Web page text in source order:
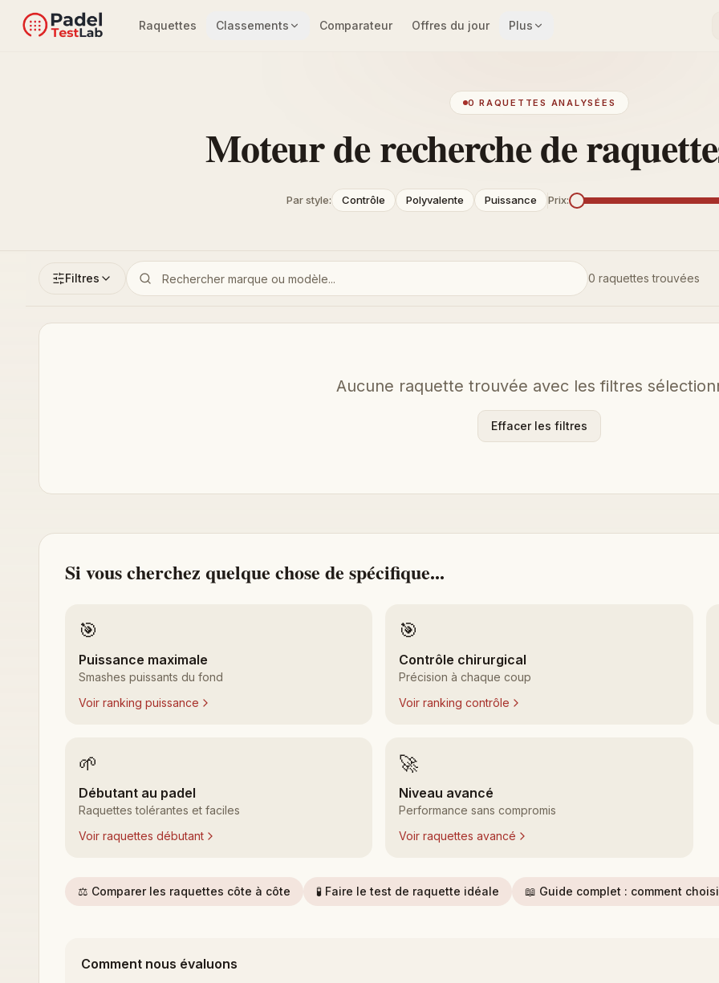
Raquettes Classements Comparateur Offres du jour Plus
0 RAQUETTES ANALYSÉES
Moteur de recherche de
Par style: Contrôle Polyvalente Puissance Prix:
Filtres 0 raquettes trouvées
Aucune raquette trouvée avec les filtres
Effacer les filtres
Si vous cherchez quelque chose de spécifique...
🎯
Puissance maximale
Smashes puissants du fond
Voir ranking puissance
🎯
Contrôle chirurgical
Précision à chaque coup
Voir ranking contrôle
🌱
Débutant au padel
Raquettes tolérantes et faciles
Voir raquettes débutant
🚀
Niveau avancé
Performance sans compromis
Voir raquettes avancé
⚖️ Comparer les raquettes côte à côte 🧪 Faire le test de raquette idéale 📖 Guide complet : comment
Comment nous évaluons